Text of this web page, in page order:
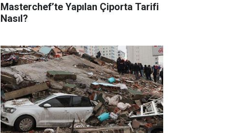
Masterchef’te Yapılan Çiporta Tarifi
Nasıl?